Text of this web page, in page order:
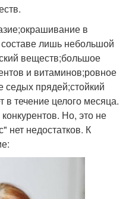
в
лишь небольшой
веществ;большое
и витаминов;ровное
седых прядей;стойкий
в течение целого месяца.
Но, это не
нет недостатков. К